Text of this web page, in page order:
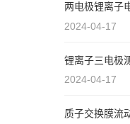
两电极锂离子
2024-04-17
锂离子三电极
2024-04-17
质子交换膜流